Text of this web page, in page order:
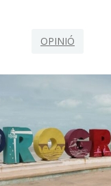
OPINIÓ